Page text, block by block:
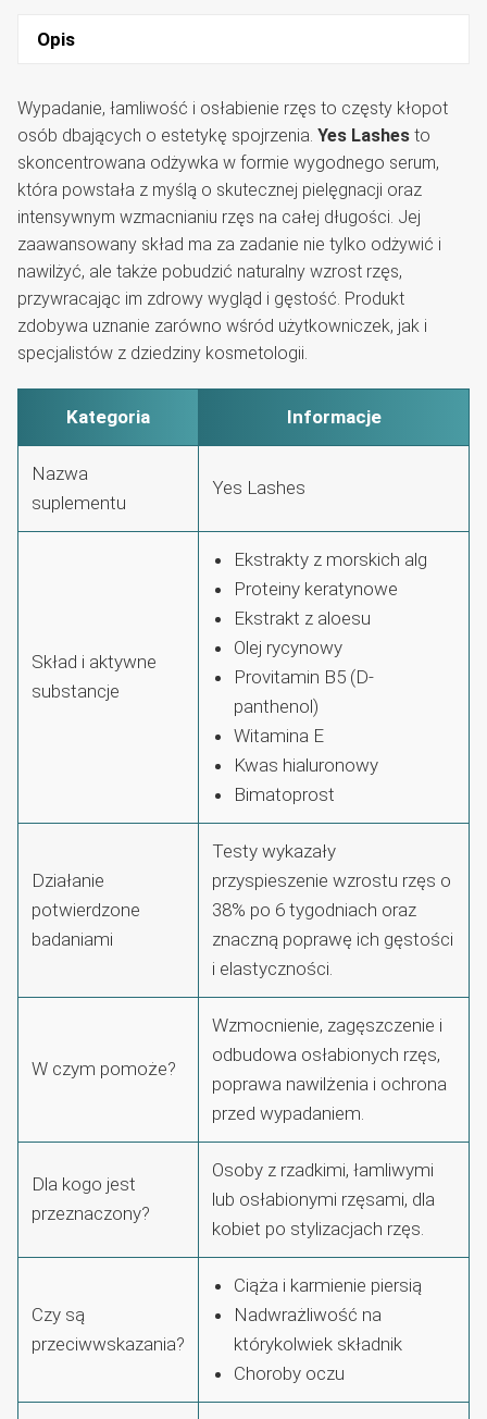
Opis
Wypadanie, łamliwość i osłabienie rzęs to częsty kłopot
osób dbających o estetykę spojrzenia. Yes Lashes to
skoncentrowana odżywka w formie wygodnego serum,
która powstała z myślą o skutecznej pielęgnacji oraz
intensywnym wzmacnianiu rzęs na całej długości. Jej
zaawansowany skład ma za zadanie nie tylko odżywić i
nawilżyć, ale także pobudzić naturalny wzrost rzęs,
przywracając im zdrowy wygląd i gęstość. Produkt
zdobywa uznanie zarówno wśród użytkowniczek, jak i
specjalistów z dziedziny kosmetologii.
Kategoria Informacje
Nazwa
suplementu
Yes Lashes
Skład i aktywne
substancje
Ekstrakty z morskich alg
Proteiny keratynowe
Ekstrakt z aloesu
Olej rycynowy
Provitamin B5 (D-
panthenol)
Witamina E
Kwas hialuronowy
Bimatoprost
Działanie
potwierdzone
badaniami
Testy wykazały
przyspieszenie wzrostu rzęs o
38% po 6 tygodniach oraz
znaczną poprawę ich gęstości
i elastyczności.
W czym pomoże?
Wzmocnienie, zagęszczenie i
odbudowa osłabionych rzęs,
poprawa nawilżenia i ochrona
przed wypadaniem.
Dla kogo jest
przeznaczony?
Osoby z rzadkimi, łamliwymi
lub osłabionymi rzęsami, dla
kobiet po stylizacjach rzęs.
Czy są
przeciwwskazania?
Ciąża i karmienie piersią
Nadwrażliwość na
którykolwiek składnik
Choroby oczu